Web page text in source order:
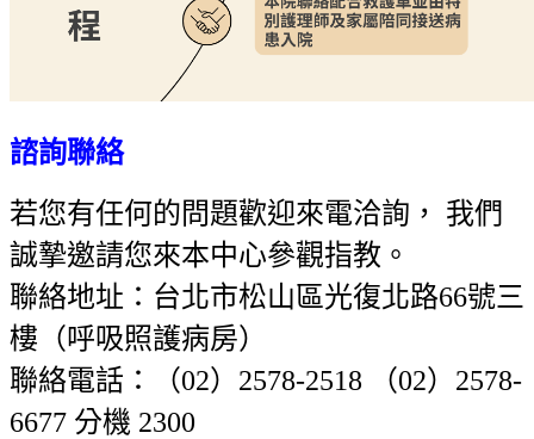
諮詢聯絡
若您有任何的問題歡迎來電洽詢， 我們
誠摯邀請您來本中心參觀指教。
聯絡地址：台北市松山區光復北路66號三
樓（呼吸照護病房）
聯絡電話：（02）2578-2518 （02）2578-
6677 分機 2300